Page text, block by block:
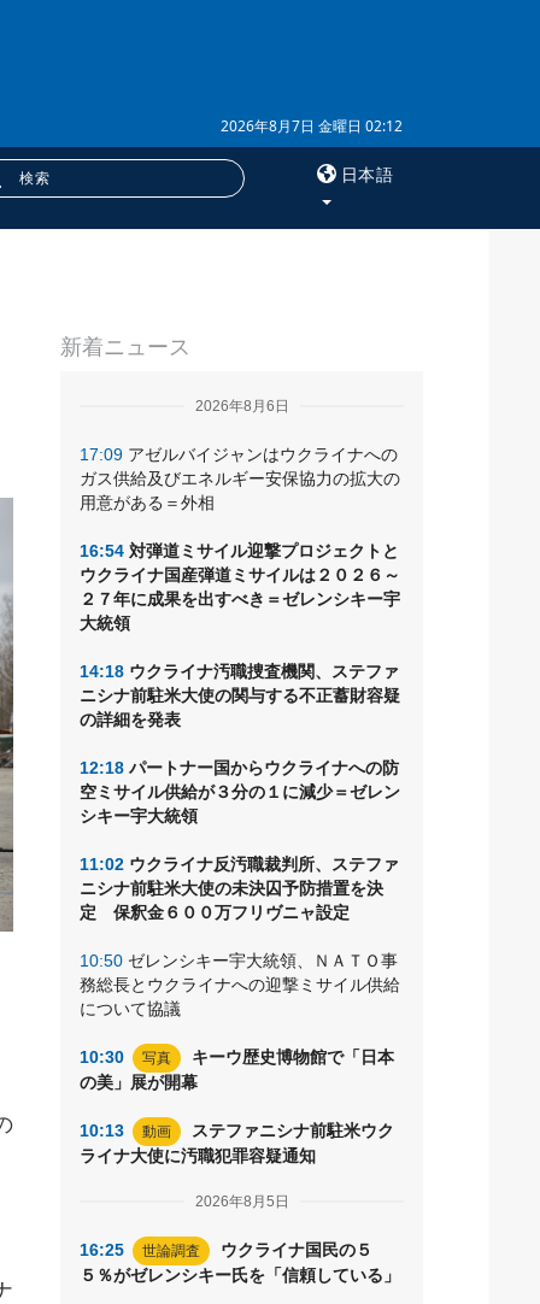
2026年8月7日 金曜日 02:12
日本語
購読
新着ニュース
2026年8月6日
17:09 アゼルバイジャンはウクライナへの
ガス供給及びエネルギー安保協力の拡大の
用意がある＝外相
16:54 対弾道ミサイル迎撃プロジェクトと
ウクライナ国産弾道ミサイルは２０２６～
２７年に成果を出すべき＝ゼレンシキー宇
大統領
14:18 ウクライナ汚職捜査機関、ステファ
ニシナ前駐米大使の関与する不正蓄財容疑
の詳細を発表
12:18 パートナー国からウクライナへの防
空ミサイル供給が３分の１に減少＝ゼレン
シキー宇大統領
11:02 ウクライナ反汚職裁判所、ステファ
ニシナ前駐米大使の未決囚予防措置を決
定 保釈金６００万フリヴニャ設定
10:50 ゼレンシキー宇大統領、ＮＡＴＯ事
務総長とウクライナへの迎撃ミサイル供給
について協議
10:30 写真
キーウ歴史博物館で「日本
の美」展が開幕
10:13 動画
ステファニシナ前駐米ウク
ライナ大使に汚職犯罪容疑通知
2026年8月5日
16:25 世論調査
ウクライナ国民の５
５％がゼレンシキー氏を「信頼している」